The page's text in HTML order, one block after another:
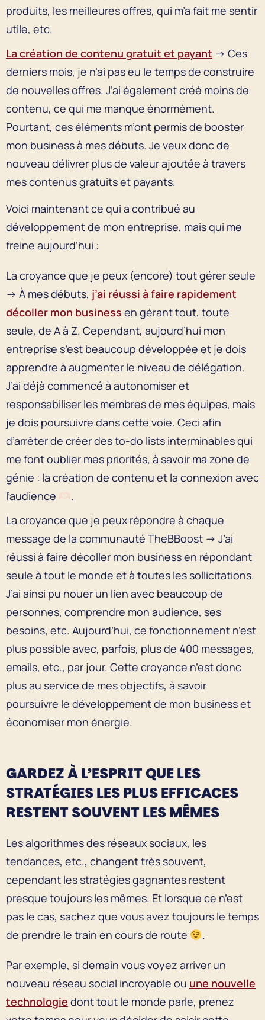
produits, les meilleures offres, qui m’a fait me sentir
utile, etc.
La création de contenu gratuit et payant → Ces
derniers mois, je n’ai pas eu le temps de construire
de nouvelles offres. J’ai également créé moins de
contenu, ce qui me manque énormément.
Pourtant, ces éléments m’ont permis de booster
mon business à mes débuts. Je veux donc de
nouveau délivrer plus de valeur ajoutée à travers
mes contenus gratuits et payants.
Voici maintenant ce qui a contribué au
développement de mon entreprise, mais qui me
freine aujourd’hui :
La croyance que je peux (encore) tout gérer seule
→ À mes débuts, j’ai réussi à faire rapidement
décoller mon business en gérant tout, toute
seule, de A à Z. Cependant, aujourd’hui mon
entreprise s’est beaucoup développée et je dois
apprendre à augmenter le niveau de délégation.
J’ai déjà commencé à autonomiser et
responsabiliser les membres de mes équipes, mais
je dois poursuivre dans cette voie. Ceci afin
d’arrêter de créer des to-do lists interminables qui
me font oublier mes priorités, à savoir ma zone de
génie : la création de contenu et la connexion avec
l’audience
.
La croyance que je peux répondre à chaque
message de la communauté TheBBoost → J’ai
réussi à faire décoller mon business en répondant
seule à tout le monde et à toutes les sollicitations.
J’ai ainsi pu nouer un lien avec beaucoup de
personnes, comprendre mon audience, ses
besoins, etc. Aujourd’hui, ce fonctionnement n’est
plus possible avec, parfois, plus de 400 messages,
emails, etc., par jour. Cette croyance n’est donc
plus au service de mes objectifs, à savoir
poursuivre le développement de mon business et
économiser mon énergie.
GARDEZ À L’ESPRIT QUE LES
STRATÉGIES LES PLUS EFFICACES
RESTENT SOUVENT LES MÊMES
Les algorithmes des réseaux sociaux, les
tendances, etc., changent très souvent,
cependant les stratégies gagnantes restent
presque toujours les mêmes. Et lorsque ce n’est
pas le cas, sachez que vous avez toujours le temps
de prendre le train en cours de route
.
Par exemple, si demain vous voyez arriver un
nouveau réseau social incroyable ou une nouvelle
technologie dont tout le monde parle, prenez